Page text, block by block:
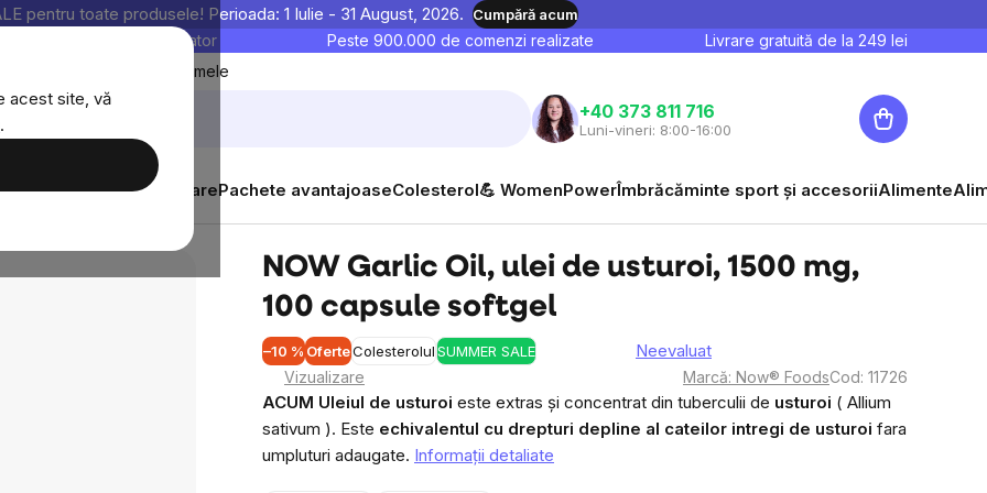
acest site, vă
.
pentru toate produsele! Perioada: 1 Iulie - 31 August, 2026. Cumpără acum
sunt testate în laborator Peste 900.000 de comenzi realizate Livrare gratuită de la 249 lei
Favoritele mele
+40 373 811 716
Luni-vineri: 8:00-16:00
Coş
de
Suplimente alimentarePachete avantajoaseColesterol💪 WomenPowerÎmbrăcăminte sport și accesoriiAlimente
NOW Garlic Oil, ulei de usturoi, 1500 mg,
100 capsule softgel
–10 % OferteColesterolulSUMMER SALE
Evaluarea
a
produsului
este
Neevaluat
Vizualizare Marcă: Now® FoodsCod: 11726
ACUM Uleiul de usturoi este extras și concentrat din tuberculii de usturoi ( Allium
sativum ). Este echivalentul cu drepturi depline al cateilor intregi de usturoi fara
umpluturi adaugate. Informaţii detaliate